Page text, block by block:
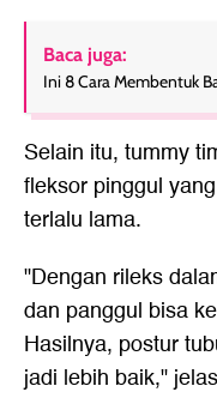
Baca juga:
Ini 8 Cara Membentuk
Selain itu, tummy
fleksor pinggul
terlalu lama.
"Dengan rileks
dan panggul bisa
Hasilnya, postur
jadi lebih baik,"